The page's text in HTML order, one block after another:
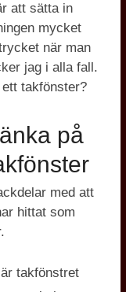
att sätta in
mycket
när man
jag i alla fall.
takfönster?
på
med att
hittat som
takfönstret